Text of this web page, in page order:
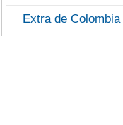
Extra de Colombia